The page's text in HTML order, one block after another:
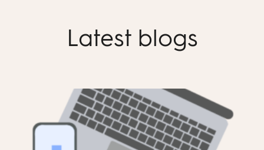
Latest blogs